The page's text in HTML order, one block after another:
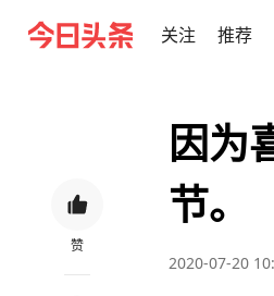
关注 推荐
赞
因为
节。 ​​​​
2020-07-20